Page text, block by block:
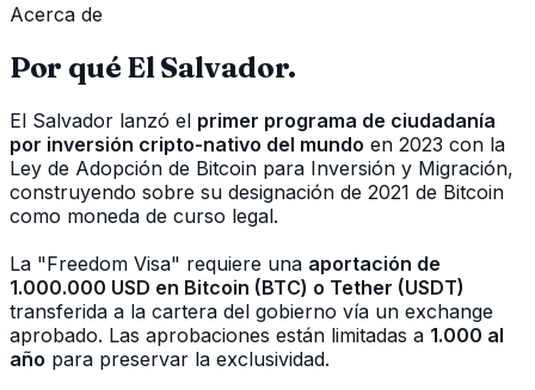
Acerca de
Por qué El Salvador.
El Salvador lanzó el primer programa de ciudadanía
por inversión cripto-nativo del mundo en 2023 con la
Ley de Adopción de Bitcoin para Inversión y Migración,
construyendo sobre su designación de 2021 de Bitcoin
como moneda de curso legal.
La "Freedom Visa" requiere una aportación de
1.000.000 USD en Bitcoin (BTC) o Tether (USDT)
transferida a la cartera del gobierno vía un exchange
aprobado. Las aprobaciones están limitadas a 1.000 al
año para preservar la exclusividad.